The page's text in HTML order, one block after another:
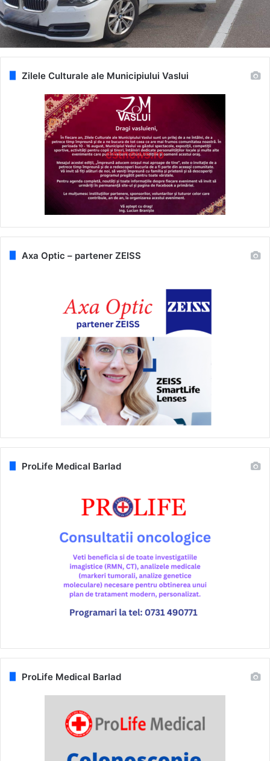
Zilele Culturale ale Municipiului Vaslui
Axa Optic – partener ZEISS
ProLife Medical Barlad
ProLife Medical Barlad